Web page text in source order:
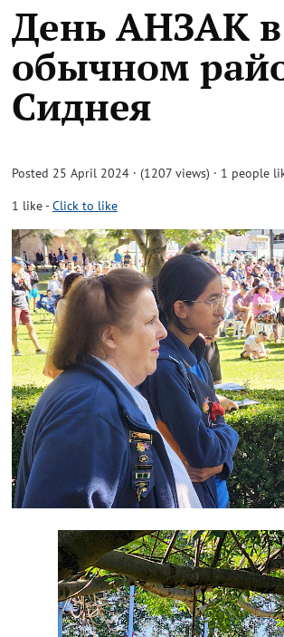
День АНЗАК в
обычном
Сиднея
Posted 25 April 2024 · (1207 views) · 1 people
1 like-Click to like